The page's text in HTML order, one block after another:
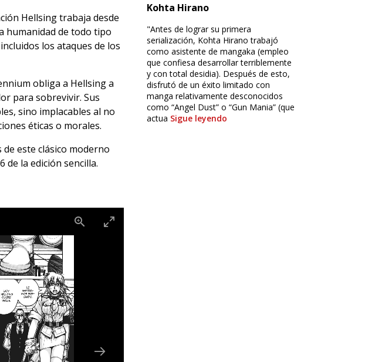
Hellsing trabaja desde
humanidad de todo tipo
los ataques de los
obliga a Hellsing a
para sobrevivir. Sus
sino implacables al no
éticas o morales.
este clásico moderno
de la edición sencilla.
Kohta Hirano
"Antes de lograr su primera
serialización, Kohta Hirano trabajó
como asistente de mangaka (empleo
que confiesa desarrollar terriblemente
y con total desidia). Después de esto,
disfrutó de un éxito limitado con
manga relativamente desconocidos
como “Angel Dust” o “Gun Mania” (que
actua Sigue leyendo